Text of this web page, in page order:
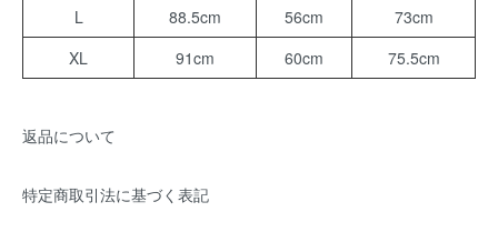
L
88.5cm 56cm
73cm
XL
91cm 60cm 75.5cm
返品について
特定商取引法に基づく表記